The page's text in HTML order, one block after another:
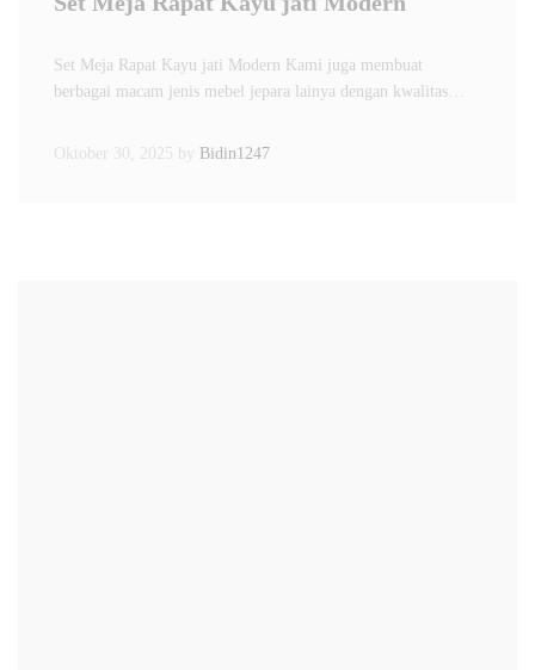
Set Meja Rapat Kayu jati Modern Kami juga membuat
berbagai macam jenis mebel jepara lainya dengan kwalitas…
Oktober 30, 2025 by Bidin1247